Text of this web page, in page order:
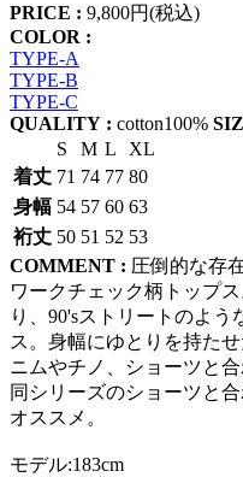
PRICE : 9,800円(税込)
COLOR :
TYPE-A
TYPE-B
TYPE-C
QUALITY : cotton100%
S
M L
XL
着丈 71 74 77 80
身幅 54 57 60 63
裄丈 50 51 52 53
COMMENT : 圧倒的な存
ワークチェック柄トップ
り、90'sストリートのよ
ス。身幅にゆとりを持た
ニムやチノ、ショーツと
同シリーズのショーツと
オススメ。
モデル:183cm